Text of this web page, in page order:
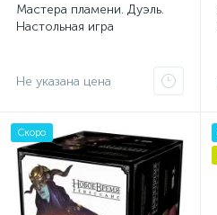
Мастера пламени. Дуэль.
Настольная игра
Не указана цена
Скоро